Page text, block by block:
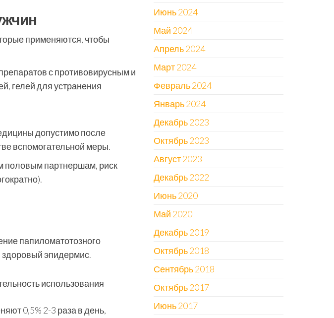
применяются, чтобы
с противовирусным и
гелей для устранения
допустимо после
вспомогательной меры.
половым партнершам, риск
папиломатотозного
здоровый эпидермис.
использования
0,5% 2-3 раза в день,
Июнь 2024
Май 2024
Апрель 2024
Март 2024
Февраль 2024
Январь 2024
Декабрь 2023
Октябрь 2023
Август 2023
Декабрь 2022
Июнь 2020
Май 2020
Декабрь 2019
Октябрь 2018
Сентябрь 2018
Октябрь 2017
Июнь 2017